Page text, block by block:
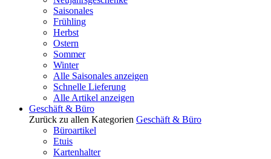
Saisonales
Frühling
Herbst
Ostern
Sommer
Winter
Alle Saisonales anzeigen
Schnelle Lieferung
Alle Artikel anzeigen
Geschäft & Büro
Zurück zu allen Kategorien Geschäft & Büro
Büroartikel
Etuis
Kartenhalter